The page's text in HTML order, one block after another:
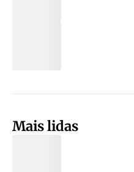
Mais lidas